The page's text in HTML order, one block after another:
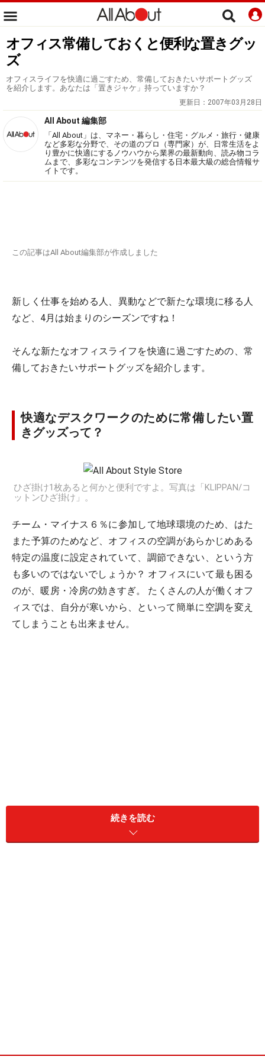
オフィス常備しておくと便利な置きグッ
ズ
オフィスライフを快適に過ごすため、常備しておきたいサポートグッズ
を紹介します。あなたは「置きジャケ」持っていますか？
更新日： 2007年03月28日
All About 編集部
「All About」は、マネー・暮らし・住宅・グルメ・旅行・健康
など多彩な分野で、その道のプロ（専門家）が、日常生活をよ
り豊かに快適にするノウハウから業界の最新動向、読み物コラ
ムまで、多彩なコンテンツを発信する日本最大級の総合情報サ
イトです。
この記事はAll About編集部が作成しました
新しく仕事を始める人、異動などで新たな環境に移る人
など、4月は始まりのシーズンですね！
そんな新たなオフィスライフを快適に過ごすための、常
備しておきたいサポートグッズを紹介します。
快適なデスクワークのために常備したい置
きグッズって？
ひざ掛け1枚あると何かと便利ですよ。写真は「KLIPPAN/コ
ットンひざ掛け」。
チーム・マイナス６％に参加して地球環境のため、はた
また予算のためなど、オフィスの空調があらかじめある
特定の温度に設定されていて、調節できない、という方
も多いのではないでしょうか？ オフィスにいて最も困る
のが、暖房・冷房の効きすぎ。 たくさんの人が働くオフ
ィスでは、自分が寒いから、といって簡単に空調を変え
てしまうことも出来ません。
そんな時に、役立つのが「ひざ掛け」と「カーディガ
続きを読む